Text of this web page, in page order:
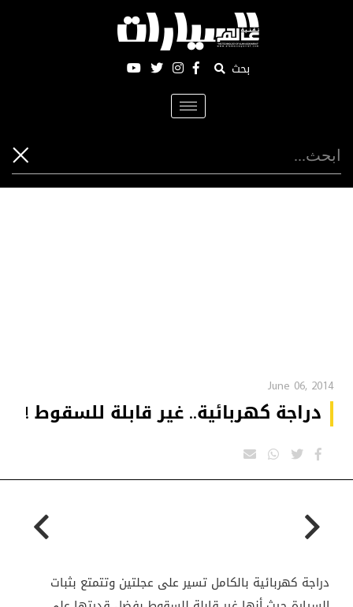
بحث
Toggle
navigation
June 06, 2014
دراجة كهربائية.. غير قابلة للسقوط !
دراجة كهربائية بالكامل تسير على عجلتين وتتمتع بثبات